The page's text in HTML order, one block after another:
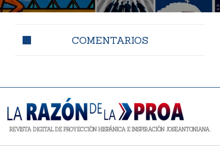
COMENTARIOS
REVISTA DIGITAL DE PROYECCIÓN HISPÁNICA E INSPIRACIÓN JOSEANTONIANA.